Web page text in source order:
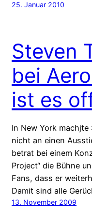
25. Januar 2010
Steven
bei
ist es
In New York
nicht an einen
betrat bei einem
Project“ die Bühne
Fans, dass er
Damit sind alle
13. November 2009